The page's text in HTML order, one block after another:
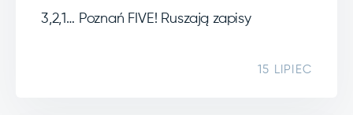
3,2,1… Poznań FIVE! Ruszają zapisy
15 LIPIEC